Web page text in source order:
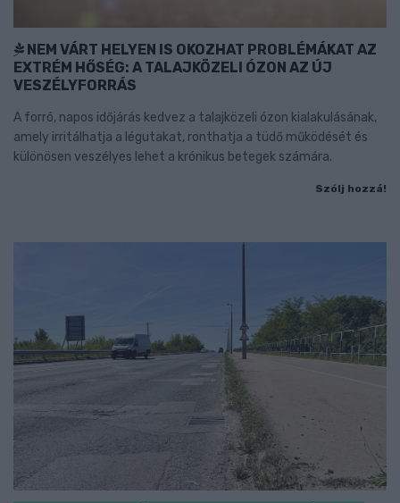
NEM VÁRT HELYEN IS OKOZHAT PROBLÉMÁKAT AZ
EXTRÉM HŐSÉG: A TALAJKÖZELI ÓZON AZ ÚJ
VESZÉLYFORRÁS
A forró, napos időjárás kedvez a talajközeli ózon kialakulásának,
amely irritálhatja a légutakat, ronthatja a tüdő működését és
különösen veszélyes lehet a krónikus betegek számára.
Szólj hozzá!